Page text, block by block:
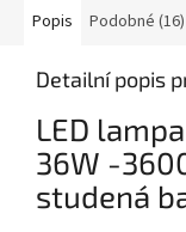
Popis Podobné (16)
Detailní popis
LED
36W -
studená